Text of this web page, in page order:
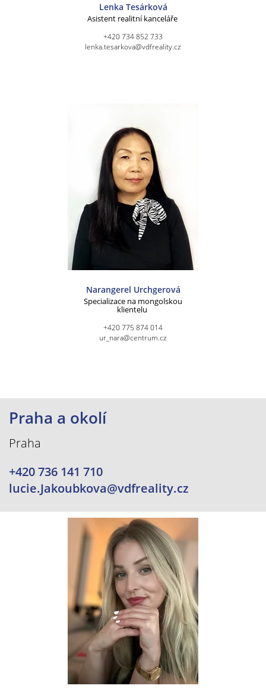
Lenka Tesárková
Asistent realitní kanceláře
+420 734 852 733
lenka.tesarkova@vdfreality.cz
Narangerel Urchgerová
Specializace na mongolskou
klientelu
+420 775 874 014
ur_nara@centrum.cz
Praha a okolí
Praha
+420 736 141 710
lucie.Jakoubkova@vdfreality.cz